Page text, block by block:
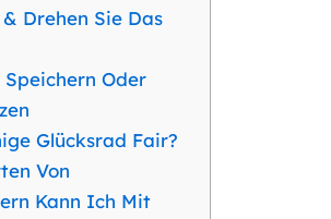
Drehen Sie Das
Oder
Glücksrad Fair?
Von
Kann Ich Mit